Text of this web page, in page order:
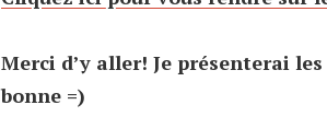
Merci d’y aller! Je présenterai
bonne =)